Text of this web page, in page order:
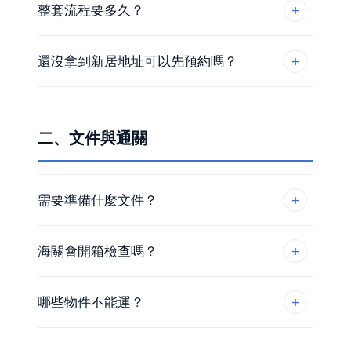
整套流程要多久？
還沒拿到新居地址可以先預約嗎？
二、文件與通關
需要準備什麼文件？
海關會開箱檢查嗎？
哪些物件不能運？